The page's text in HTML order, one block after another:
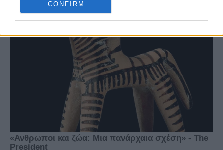
CONFIRM